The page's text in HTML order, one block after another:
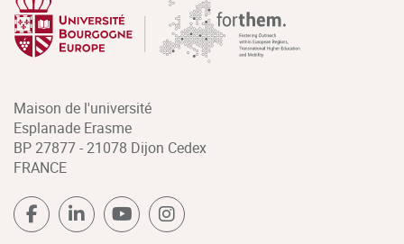
Maison de l'université
Esplanade Erasme
BP 27877 - 21078 Dijon Cedex
FRANCE